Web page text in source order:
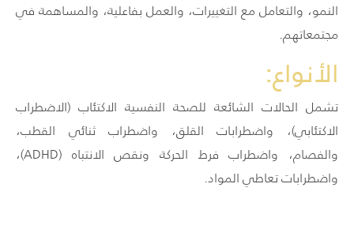
النمو، والتعامل مع التغييرات، والعمل بفاعلية، والمساهمة في
مجتمعاتهم.
الأنواع:
تشمل الحالات الشائعة للصحة النفسية الاكتئاب (الاضطراب
الاكتئابي)، واضطرابات القلق، واضطراب ثنائي القطب،
والفصام، واضطراب فرط الحركة ونقص الانتباه (ADHD)،
واضطرابات تعاطي المواد.